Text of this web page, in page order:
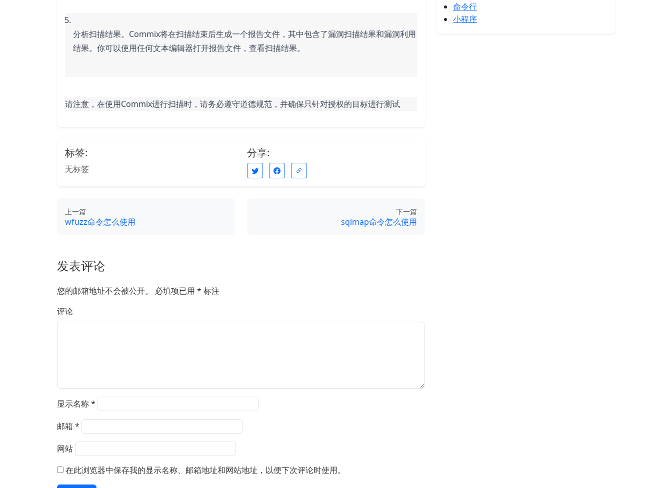
分析扫描结果。Commix将在扫描结束后生成一个报告文件，其中包含了漏洞扫描结果和漏洞利用
结果。你可以使用任何文本编辑器打开报告文件，查看扫描结果。
请注意，在使用Commix进行扫描时，请务必遵守道德规范，并确保只针对授权的目标进行测试
标签:
无标签
分享:
上一篇
wfuzz命令怎么使用
下一篇
sqlmap命令怎么使用
发表评论
您的邮箱地址不会被公开。 必填项已用 * 标注
评论
显示名称*
邮箱 *
网站
在此浏览器中保存我的显示名称、邮箱地址和网站地址，以便下次评论时使用。
命令行
小程序